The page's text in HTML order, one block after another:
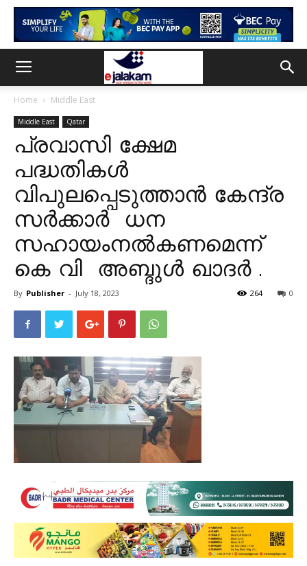
Home Middle East
Middle East Qatar
പ്രവാസി ക്ഷേമ
പദ്ധതികൾ
വിപുലപ്പെടുത്താൻ കേന്ദ്ര
സർക്കാർ ധന
സഹായംനൽകണമെന്ന്
കെ വി അബ്ദുൾ ഖാദർ .
By Publisher - July 18, 2023 0
264